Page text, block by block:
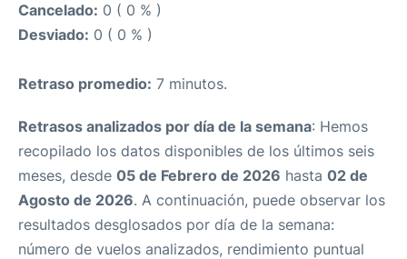
Cancelado: 0 ( 0 % )
Desviado: 0 ( 0 % )
Retraso promedio: 7 minutos.
Retrasos analizados por día de la semana: Hemos
recopilado los datos disponibles de los últimos seis
meses, desde 05 de Febrero de 2026 hasta 02 de
Agosto de 2026. A continuación, puede observar los
resultados desglosados por día de la semana:
número de vuelos analizados, rendimiento puntual